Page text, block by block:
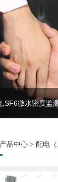
产品中心 > 配电